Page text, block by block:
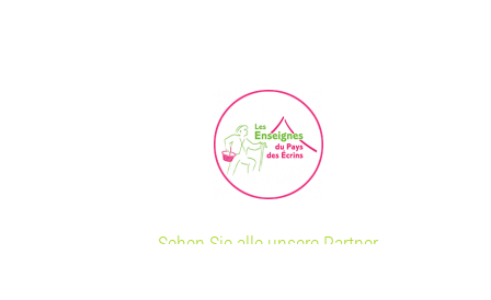
Sehen Sie alle unsere Partner